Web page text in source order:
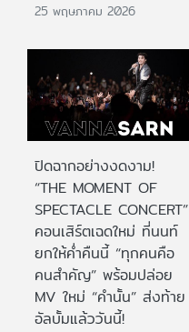
25 พฤษภาคม 2026
ปิดฉากอย่างงดงาม!
“THE MOMENT OF
SPECTACLE CONCERT”
คอนเสิร์ตเฉดใหม่ ที่นนท์
ยกให้ค่ำคืนนี้ “ทุกคนคือ
คนสำคัญ” พร้อมปล่อย
MV ใหม่ “คำนั้น” ส่งท้าย
อัลบั้มแล้ววันนี้!